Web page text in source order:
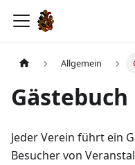
Allgemein
Gästebuch
Jeder Verein führt ein
Besucher von